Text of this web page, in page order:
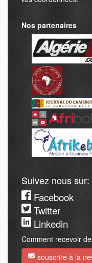
Nos partenaires
Suivez nous sur:
Facebook
Twitter
Linkedin
Comment recevoir
souscrire à la